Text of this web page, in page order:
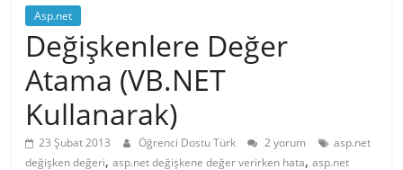
Asp.net
Değişkenlere Değer
Atama (VB.NET
Kullanarak)
23 Şubat 2013 Öğrenci Dostu Türk 2 yorum
asp.net
değişken değeri,asp.net değişkene değer verirken hata,asp.net